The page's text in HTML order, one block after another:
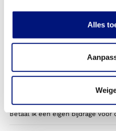
Alles
Kan ik een reserve bovenbeen
betaald door mijn
Betaal ik een eigen bijdrage